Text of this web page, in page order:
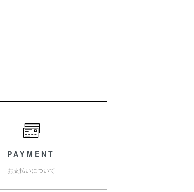
PAYMENT
お支払いについて